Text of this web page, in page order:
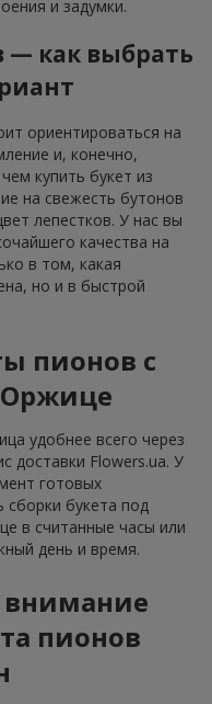
и задумки.
— как выбрать
ориентироваться на
и, конечно,
купить букет из
на свежесть бутонов
лепестков. У нас вы
качества на
в том, какая
но и в быстрой
пионов с
Оржице
удобнее всего через
доставки Flowers.ua. У
готовых
букета под
в считанные часы или
день и время.
внимание
пионов